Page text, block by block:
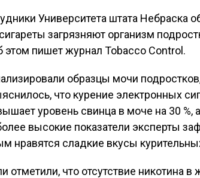
Университета штата Небраска
загрязняют организм
этом пишет журнал Tobacco Control.
образцы мочи
что курение электронных
уровень свинца в моче на 30 %,
высокие показатели эксперты
нравятся сладкие вкусы
отметили, что отсутствие никотина в